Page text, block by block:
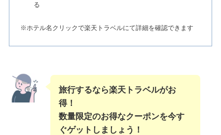
る
※ホテル名クリックで楽天トラベルにて詳細を確認できます
旅行するなら楽天トラベルがお
得！
数量限定のお得なクーポンを今す
ぐゲットしましょう！